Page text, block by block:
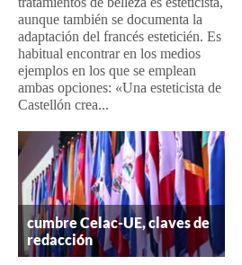
aunque también se documenta la
adaptación del francés esteticién. Es
habitual encontrar en los medios
ejemplos en los que se emplean
ambas opciones: «Una esteticista de
Castellón crea...
cumbre Celac-UE, claves de
redacción